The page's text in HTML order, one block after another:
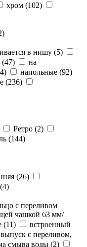
хром (102)
)
в нишу (5)
(47)
на
) напольные (92)
(236)
Ретро (2)
(144)
(26)
4)
с переливом
чашкой 63 мм/
(11)
встроенный
с переливом,
смыва воды (2)